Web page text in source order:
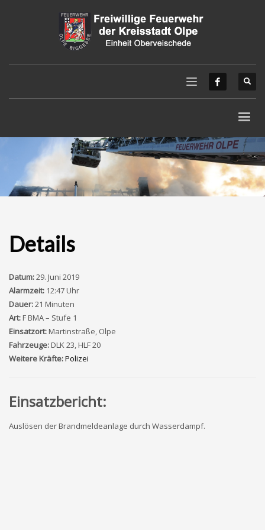
Details
Datum:29. Juni 2019
Alarmzeit: 12:47 Uhr
Dauer:21 Minuten
Art:F BMA – Stufe 1
Einsatzort:Martinstraße, Olpe
Fahrzeuge:DLK 23, HLF 20
Weitere Kräfte:Polizei
Einsatzbericht:
Auslösen der Brandmeldeanlage durch Wasserdampf.